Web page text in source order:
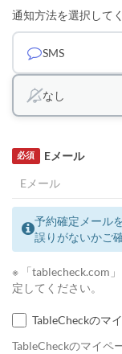
通知方法を選択して
SMS
なし
Eメール
必須
予約確定メール
誤りがないかご
※ 「tablecheck.com
定してください。
TableCheckのマ
TableCheckのマイペ